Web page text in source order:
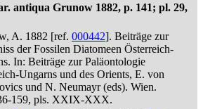
antiqua Grunow 1882, p. 141; pl. 29,
A. 1882 [ref. 000442]. Beiträge zur
der Fossilen Diatomeen Österreich-
In: Beiträge zur Paläontologie
Ungarns und des Orients, E. von
und N. Neumayr (eds). Wien.
159, pls. XXIX-XXX.